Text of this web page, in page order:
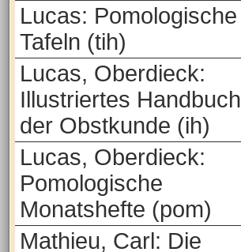
Lucas: Pomologische
Tafeln (tih)
Lucas, Oberdieck:
Illustriertes Handbuch
der Obstkunde (ih)
Lucas, Oberdieck:
Pomologische
Monatshefte (pom)
Mathieu, Carl: Die